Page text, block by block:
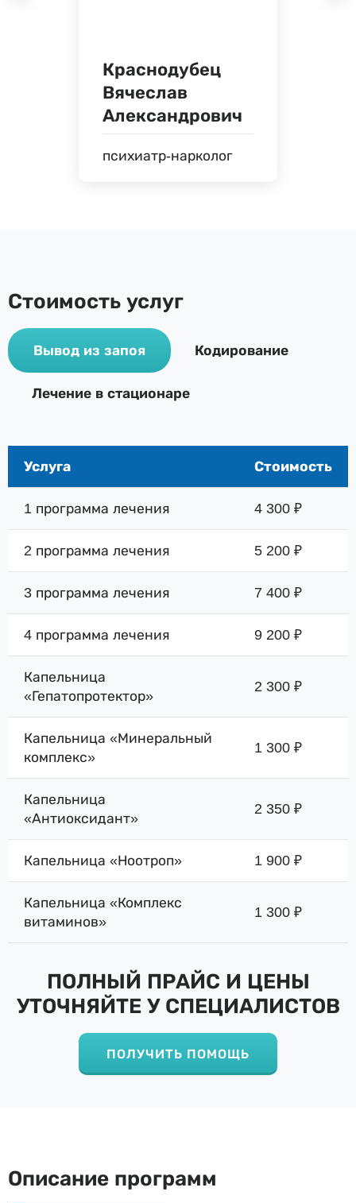
Краснодубец
Вячеслав
Александрович
психиатр-нарколог
Стоимость услуг
Вывод из запоя Кодирование
Лечение в стационаре
Услуга Стоимость
1 программа лечения 4 300 ₽
2 программа лечения 5 200 ₽
3 программа лечения 7 400 ₽
4 программа лечения 9 200 ₽
Капельница
«Гепатопротектор»
2 300 ₽
Капельница «Минеральный
комплекс»
1 300 ₽
Капельница
«Антиоксидант»
2 350 ₽
Капельница «Ноотроп» 1 900 ₽
Капельница «Комплекс
витаминов»
1 300 ₽
ПОЛНЫЙ ПРАЙС И ЦЕНЫ
УТОЧНЯЙТЕ У СПЕЦИАЛИСТОВ
ПОЛУЧИТЬ ПОМОЩЬ
Описание программ